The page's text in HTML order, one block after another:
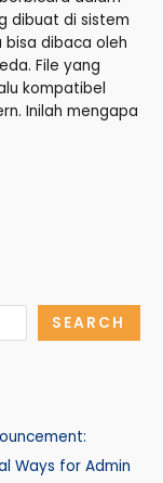
dibuat di sistem
dibaca oleh
File yang
kompatibel
Inilah mengapa
SEARCH
Ways for Admin